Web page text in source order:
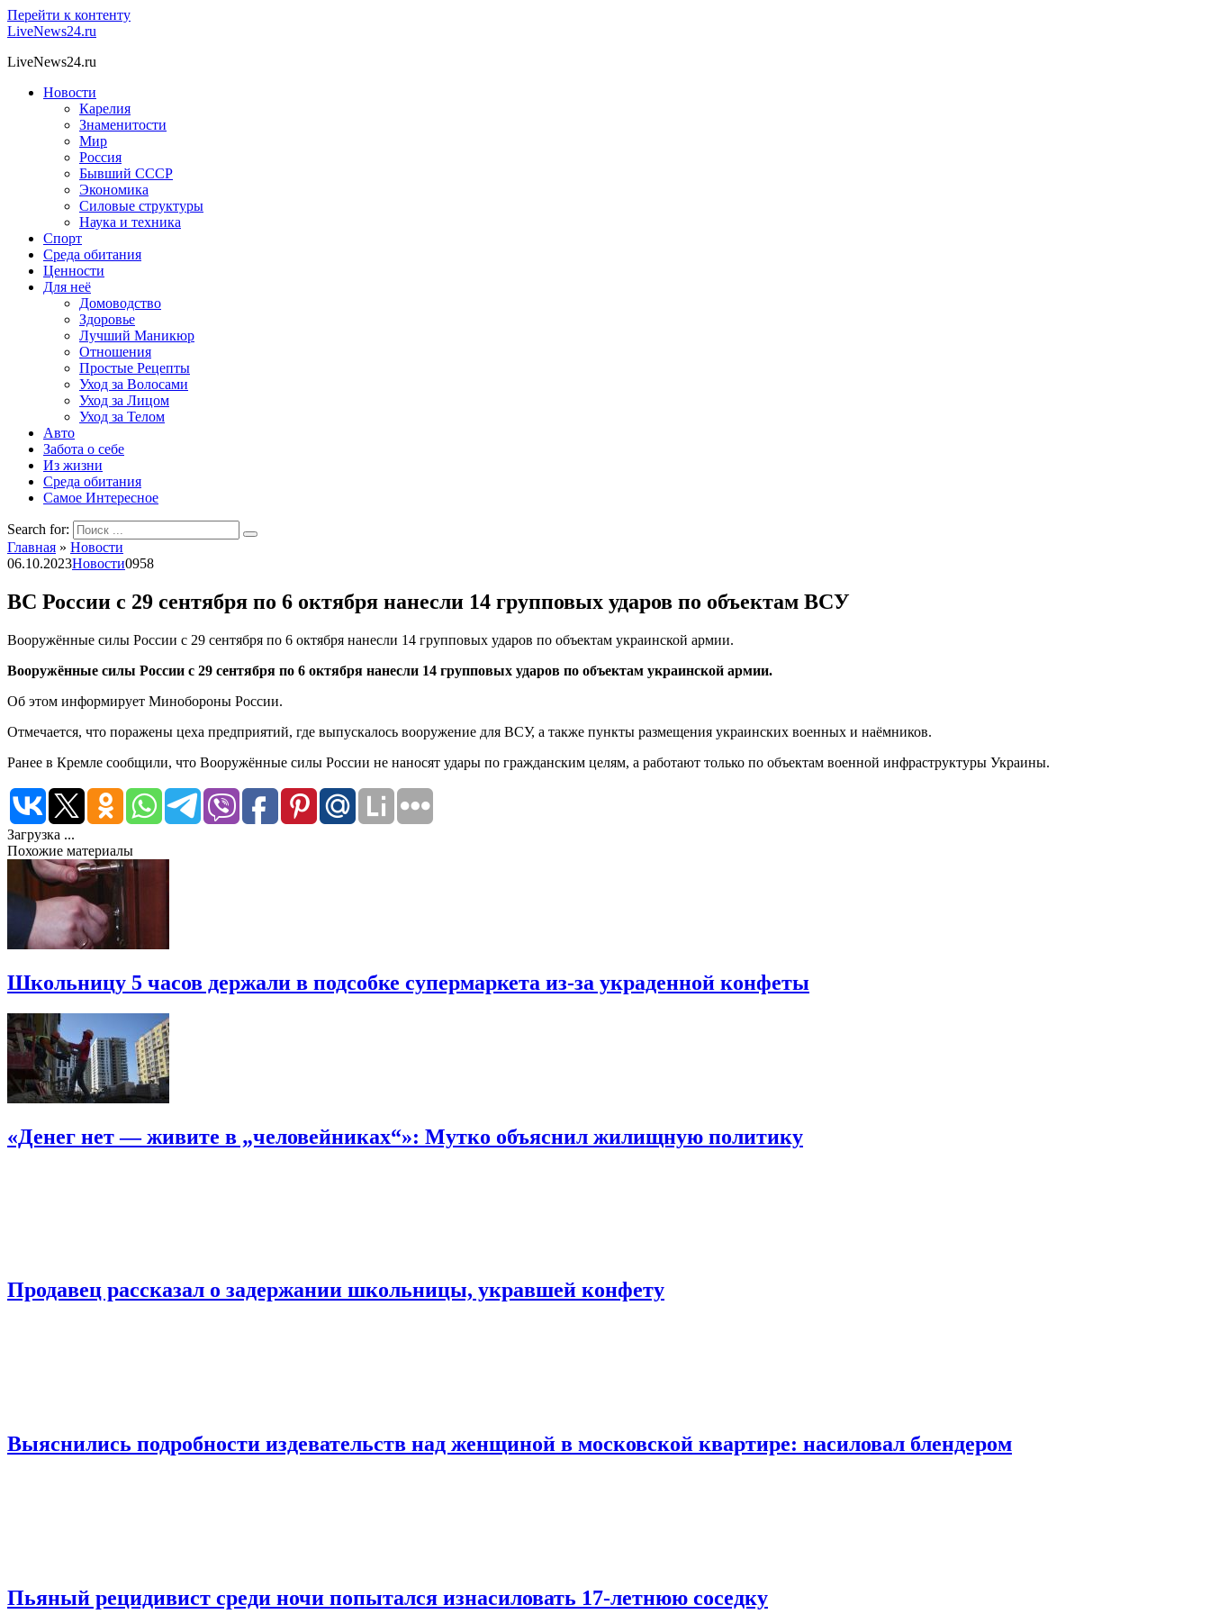
Перейти к контенту
LiveNews24.ru
LiveNews24.ru
Новости
Карелия
Знаменитости
Мир
Россия
Бывший СССР
Экономика
Силовые структуры
Наука и техника
Спорт
Среда обитания
Ценности
Для неё
Домоводство
Здоровье
Лучший Маникюр
Отношения
Простые Рецепты
Уход за Волосами
Уход за Лицом
Уход за Телом
Авто
Забота о себе
Из жизни
Среда обитания
Самое Интересное
Search for:
Главная » Новости
06.10.2023Новости0958
ВС России с 29 сентября по 6 октября нанесли 14 групповых ударов по объектам ВСУ
Вооружённые силы России с 29 сентября по 6 октября нанесли 14 групповых ударов по объектам украинской армии.
Вооружённые силы России с 29 сентября по 6 октября нанесли 14 групповых ударов по объектам украинской армии.
Об этом информирует Минобороны России.
Отмечается, что поражены цеха предприятий, где выпускалось вооружение для ВСУ, а также пункты размещения украинских военных и наёмников.
Ранее в Кремле сообщили, что Вооружённые силы России не наносят удары по гражданским целям, а работают только по объектам военной инфраструктуры Украины.
Загрузка ...
Похожие материалы
Школьницу 5 часов держали в подсобке супермаркета из-за украденной конфеты
«Денег нет — живите в „человейниках“»: Мутко объяснил жилищную политику
Продавец рассказал о задержании школьницы, укравшей конфету
Выяснились подробности издевательств над женщиной в московской квартире: насиловал блендером
Пьяный рецидивист среди ночи попытался изнасиловать 17-летнюю соседку